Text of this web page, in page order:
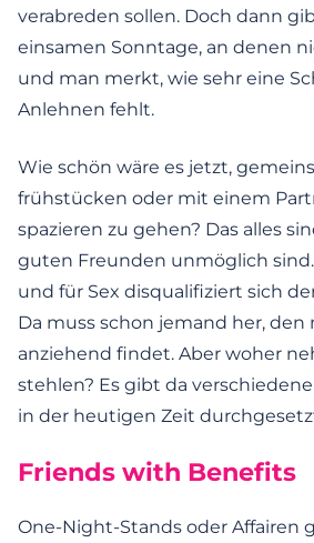
verabreden sollen. Doch dann
einsamen Sonntage, an denen
und man merkt, wie sehr eine
Anlehnen fehlt.
Wie schön wäre es jetzt,
frühstücken oder mit einem
spazieren zu gehen? Das alles
guten Freunden unmöglich
und für Sex disqualifiziert sich
Da muss schon jemand her, den
anziehend findet. Aber woher
stehlen? Es gibt da
in der heutigen Zeit
Friends with Benefits
One-Night-Stands oder Affairen